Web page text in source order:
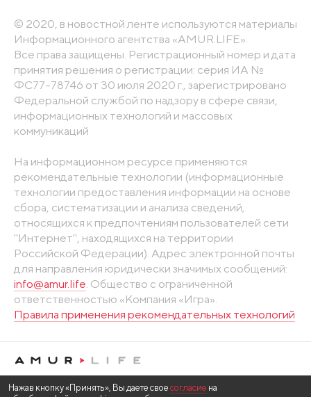
© 2020, в новостной ленте используются материалы
Информационного агентства «AMUR.LIFE».
Все права защищены. Регистрационный номер и дата
принятия решения о регистрации: серия ИА №
ФС77-78746 от 30 июля 2020 г., зарегистрировано
Федеральной службой по надзору в сфере связи,
информационных технологий и массовых
коммуникаций
На информационном ресурсе применяются
рекомендательные технологии (информационные
технологии предоставления информации на основе
сбора, систематизации и анализа сведений,
относящихся к предпочтениям пользователей сети
"Интернет", находящихся на территории
Российской Федерации). Адрес электронной почты
для направления юридически значимых сообщений:
info@amur.life . Общество с ограниченной
ответственностью «Компания «Игра».
Правила применения рекомендательных технологий
Нажав кнопку «Принять», Вы даете свое согласие на